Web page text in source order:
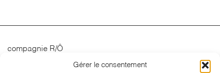
Gérer le consentement
compagnie R/Ô